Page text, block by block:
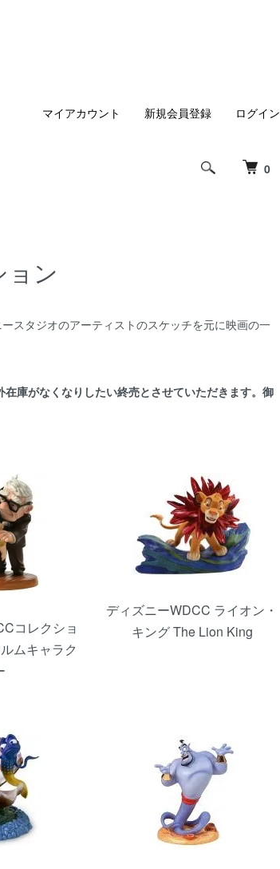
0
マイアカウント 新規会員登録 ログイン
ン
スタジオのアーティストのスケッチを元に映画の一
庫がなくなりしたい終売とさせていただきます。御
コレクショ
ムキャラク
ディズニーWDCC ライオン・
キング The Lion King